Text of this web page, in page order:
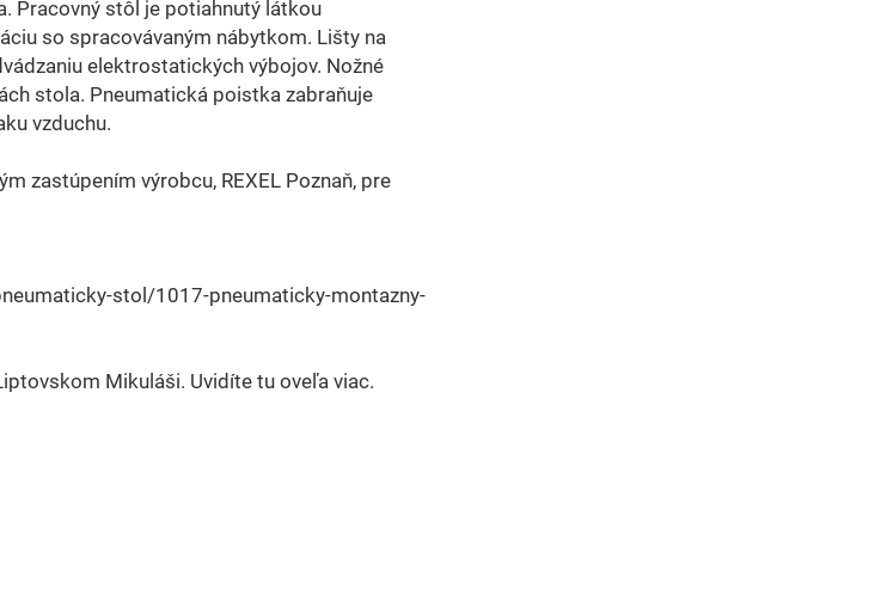
Pracovný stôl je potiahnutý látkou
so spracovávaným nábytkom. Lišty na
elektrostatických výbojov. Nožné
stola. Pneumatická poistka zabraňuje
vzduchu.
zastúpením výrobcu, REXEL Poznaň, pre
stol/1017-pneumaticky-montazny-
Mikuláši. Uvidíte tu oveľa viac.